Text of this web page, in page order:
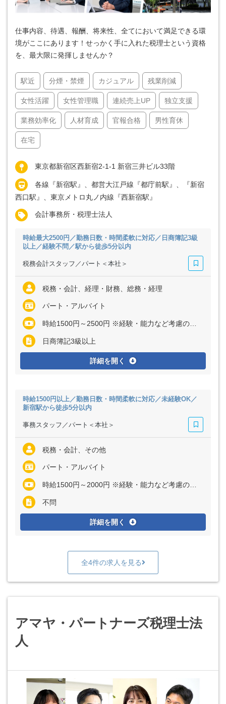
仕事内容、待遇、報酬、将来性、全てにおいて満足できる環
境がここにあります！せっかく手に入れた税理士という資格
を、最大限に発揮しませんか？
駅近 分煙・禁煙 カジュアル 残業削減
女性活躍 女性管理職 連続売上UP 独立支援
業務効率化 人材育成 官報合格 男性育休
在宅
東京都新宿区西新宿2-1-1 新宿三井ビル33階
各線『新宿駅』、都営大江戸線『都庁前駅』、『新宿
西口駅』、東京メトロ丸ノ内線『西新宿駅』
会計事務所・税理士法人
時給最大2500円／勤務日数・時間柔軟に対応／日商簿記3級
以上／経験不問／駅から徒歩5分以内
税務会計スタッフ／パート＜本社＞
税務・会計、経理・財務、総務・経理
パート・アルバイト
時給1500円～2500円 ※経験・能力など考慮の上、決定いたします
日商簿記3級以上
詳細を開く
時給1500円以上／勤務日数・時間柔軟に対応／未経験OK／
新宿駅から徒歩5分以内
事務スタッフ／パート＜本社＞
税務・会計、その他
パート・アルバイト
時給1500円～2000円 ※経験・能力など考慮の上、決定いたします
不問
詳細を開く
全4件の求人を見る
アマヤ・パートナーズ税理士法
人